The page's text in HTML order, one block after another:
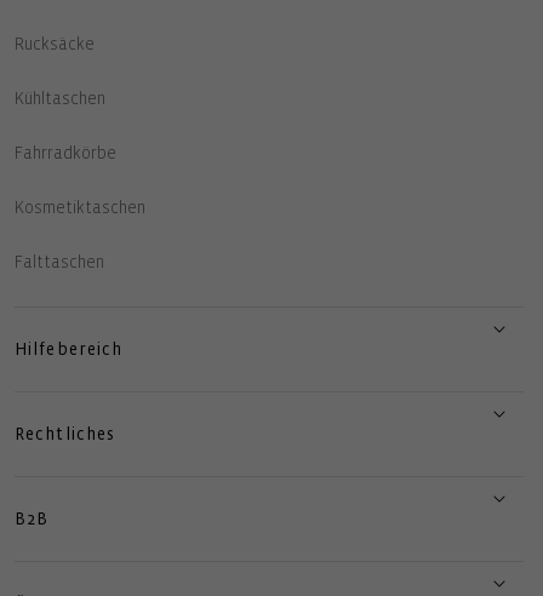
Rucksäcke
Kühltaschen
Fahrradkörbe
Kosmetiktaschen
Falttaschen
Hilfebereich
Rechtliches
B2B